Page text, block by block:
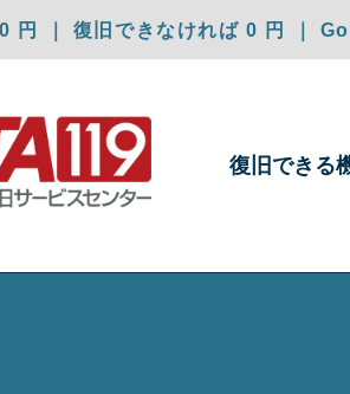
円 ｜ 復旧できなければ 0 円 ｜
復旧できる